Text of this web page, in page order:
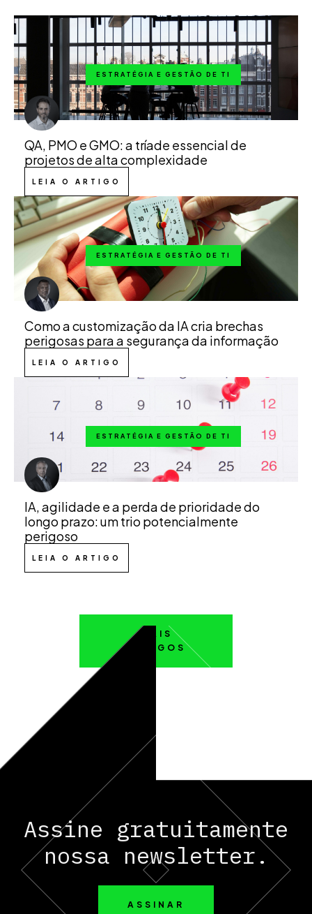
ESTRATÉGIA E GESTÃO DE TI
QA, PMO e GMO: a tríade essencial de
projetos de alta complexidade
LEIA O ARTIGO
ESTRATÉGIA E GESTÃO DE TI
Como a customização da IA cria brechas
perigosas para a segurança da informação
LEIA O ARTIGO
ESTRATÉGIA E GESTÃO DE TI
IA, agilidade e a perda de prioridade do
longo prazo: um trio potencialmente
perigoso
LEIA O ARTIGO
MAIS
ARTIGOS
Assine gratuitamente
nossa newsletter.
ASSINAR